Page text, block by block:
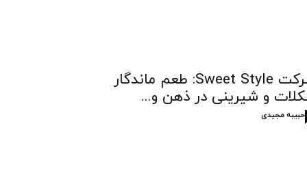
شرکت Sweet Style: طعم ماندگار
و شیرینی در ذهن و...
حبیبه مجیدی